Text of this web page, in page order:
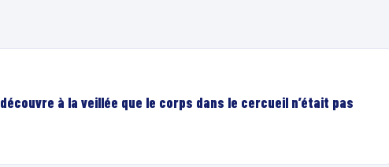
à la veillée que le corps dans le cercueil n’était pas